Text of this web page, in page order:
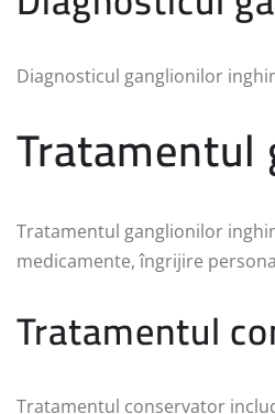
Diagnosticul ganglionilor
Tratamentul ganglionilor
medicamente, îngrijire
Tratamentul
Tratamentul conservator